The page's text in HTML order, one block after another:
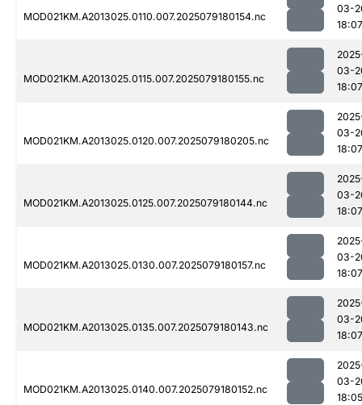
MOD021KM.A2013025.0110.007.2025079180154.nc
03-
18:07
MOD021KM.A2013025.0115.007.2025079180155.nc
03-
18:07
MOD021KM.A2013025.0120.007.2025079180205.nc
03-
18:07
MOD021KM.A2013025.0125.007.2025079180144.nc
03-
18:07
MOD021KM.A2013025.0130.007.2025079180157.nc
03-
18:07
MOD021KM.A2013025.0135.007.2025079180143.nc
03-
18:07
MOD021KM.A2013025.0140.007.2025079180152.nc
03-
18:05